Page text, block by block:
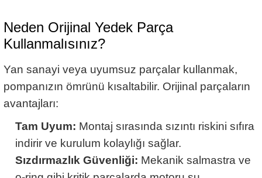
Neden Orijinal Yedek Parça
Kullanmalısınız?
Yan sanayi veya uyumsuz parçalar kullanmak,
pompanızın ömrünü kısaltabilir. Orijinal parçaların
avantajları:
Tam Uyum: Montaj sırasında sızıntı riskini sıfıra
indirir ve kurulum kolaylığı sağlar.
Sızdırmazlık Güvenliği: Mekanik salmastra ve